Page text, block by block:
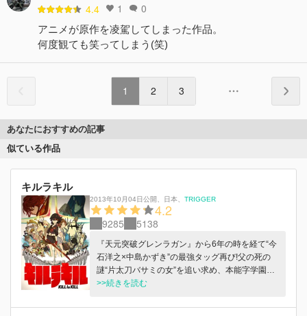
4.4 1 0
アニメが原作を凌駕してしまった作品。
何度観ても笑ってしまう(笑)
1 2 3
あなたにおすすめの記事
似ている作品
キルラキル
2013年10月04日公開 日本 TRIGGER
4.2
9285 5138
『天元突破グレンラガン』から6年の時を経て“今
石洋之×中島かずき”の最強タッグ再び!父の死の
謎“片太刀バサミの女”を追い求め、本能字学園に
転校した流浪の女子高生・纏流子。本能字学園に
り、その力と絶対的な恐怖によって生徒会会長・
>>続きを読む